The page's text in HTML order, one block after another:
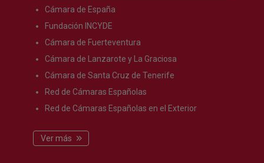
Cámara de España
Fundación INCYDE
Cámara de Fuerteventura
Cámara de Lanzarote y La Graciosa
Cámara de Santa Cruz de Tenerife
Red de Cámaras Españolas
Red de Cámaras Españolas en el Exterior
Ver más